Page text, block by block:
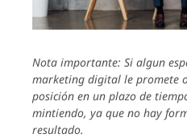
Nota importante: Si algun
marketing digital le promete
posición en un plazo de
mintiendo, ya que no hay
resultado.